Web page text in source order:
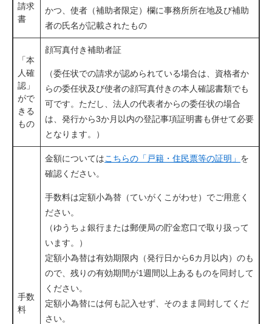
請求
書
かつ、使者（補助者限定）欄に事務所所在地及び補助
者の氏名が記載されたもの
「本
人確
認」
がで
きる
もの
顔写真付き補助者証
（委任状での請求が認められている場合は、資格者か
らの委任状及び使者の顔写真付きの本人確認書類でも
可です。ただし、法人の代表者からの委任状の場合
は、発行から3か月以内の登記事項証明書も併せて必要
となります。）
手数
料
金額についてはこちらの「戸籍・住民票等の証明」 を
確認ください。
手数料は定額小為替（ていがくこがわせ）でご用意く
ださい。
（ゆうちょ銀行または郵便局の貯金窓口で取り扱って
います。）
定額小為替は有効期限内（発行日から6カ月以内）のも
ので、残りの有効期間が1週間以上あるものを同封して
ください。
定額小為替には何も記入せず、そのまま同封してくだ
さい。